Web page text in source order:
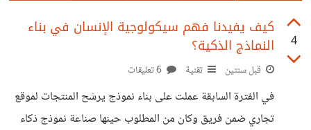
4
كيف يفيدنا فهم سيكولوجية الإنسان في بناء
النماذج الذكية؟
قبل سنتين تقنية
في الفترة السابقة عملت على بناء نموذج يرشح المنتجات لموقع
تجاري ضمن فريق وكان من المطلوب حينها صناعة نموذج ذكاء